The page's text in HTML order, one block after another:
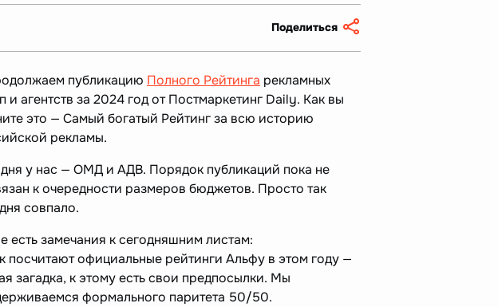
Поделиться
публикацию Полного Рейтинга рекламных
и агентств за 2024 год от Постмаркетинг Daily. Как вы
это — Самый богатый Рейтинг за всю историю
рекламы.
у нас — ОМД и АДВ. Порядок публикаций пока не
к очередности размеров бюджетов. Просто так
совпало.
есть замечания к сегодняшним листам:
посчитают официальные рейтинги Альфу в этом году —
загадка, к этому есть свои предпосылки. Мы
формального паритета 50/50.